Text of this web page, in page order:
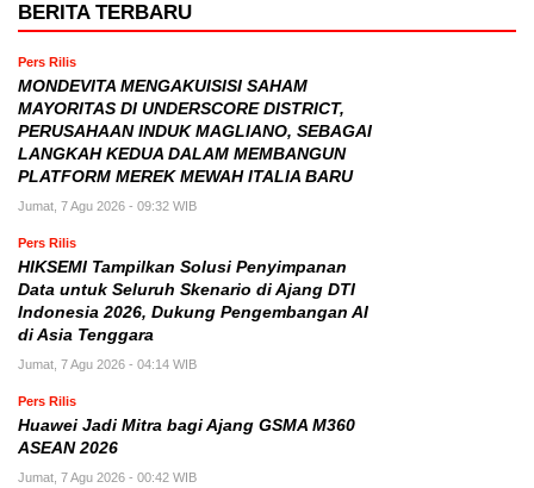
BERITA TERBARU
Pers Rilis
MONDEVITA MENGAKUISISI SAHAM
MAYORITAS DI UNDERSCORE DISTRICT,
PERUSAHAAN INDUK MAGLIANO, SEBAGAI
LANGKAH KEDUA DALAM MEMBANGUN
PLATFORM MEREK MEWAH ITALIA BARU
Jumat, 7 Agu 2026 - 09:32 WIB
Pers Rilis
HIKSEMI Tampilkan Solusi Penyimpanan
Data untuk Seluruh Skenario di Ajang DTI
Indonesia 2026, Dukung Pengembangan AI
di Asia Tenggara
Jumat, 7 Agu 2026 - 04:14 WIB
Pers Rilis
Huawei Jadi Mitra bagi Ajang GSMA M360
ASEAN 2026
Jumat, 7 Agu 2026 - 00:42 WIB